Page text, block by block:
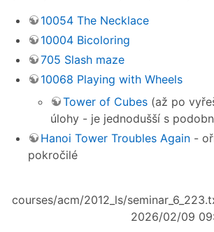
10054 The Necklace
10004 Bicoloring
705 Slash maze
10068 Playing with Wheels
Tower of Cubes (až po
úlohy - je jednodušší s
Hanoi Tower Troubles Again -
pokročilé
courses/acm/2012_ls/
2026/02/09